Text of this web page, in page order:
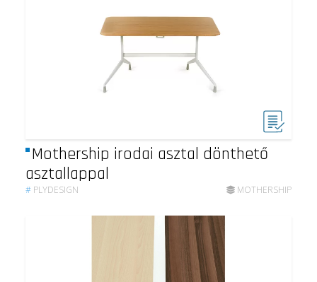
Mothership irodai asztal dönthető
asztallappal
# PLYDESIGN MOTHERSHIP